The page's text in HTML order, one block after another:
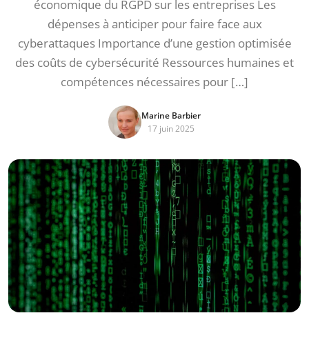
économique du RGPD sur les entreprises Les
dépenses à anticiper pour faire face aux
cyberattaques Importance d’une gestion optimisée
des coûts de cybersécurité Ressources humaines et
compétences nécessaires pour […]
Marine Barbier
17 juin 2025